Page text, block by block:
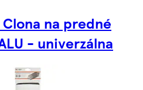
na predné
- univerzálna